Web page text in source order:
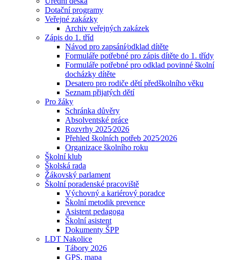
Dotační programy
Veřejné zakázky
Archiv veřejných zakázek
Zápis do 1. tříd
Návod pro zapsání⁄odklad dítěte
Formuláře potřebné pro zápis dítěte do 1. třídy
Formuláře potřebné pro odklad povinné školní
docházky dítěte
Desatero pro rodiče dětí předškolního věku
Seznam přijatých dětí
Pro žáky
Schránka důvěry
Absolventské práce
Rozvrhy 2025⁄2026
Přehled školních potřeb 2025⁄2026
Organizace školního roku
Školní klub
Školská rada
Žákovský parlament
Školní poradenské pracoviště
Výchovný a kariérový poradce
Školní metodik prevence
Asistent pedagoga
Školní asistent
Dokumenty ŠPP
LDT Nakolice
Tábory 2026
GPS, mapa